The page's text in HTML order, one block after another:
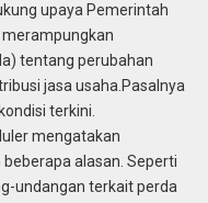
upaya Pemerintah
tentang perubahan
jasa usaha.Pasalnya
terkini.
mengatakan
alasan. Seperti
undangan terkait perda